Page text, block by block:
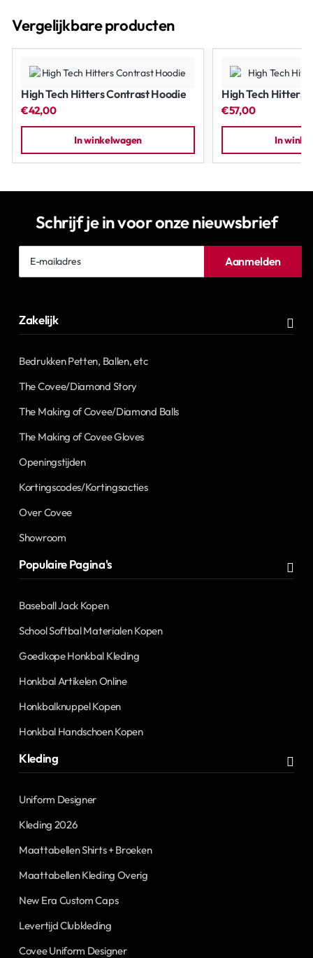
Vergelijkbare producten
High Tech Hitters Contrast Hoodie
€42,00
In winkelwagen
High Tech Hitters
€57,00
In
Schrijf je in voor onze nieuwsbrief
Aanmelden
Zakelijk
Bedrukken Petten, Ballen, etc
The Covee/Diamond Story
The Making of Covee/Diamond Balls
The Making of Covee Gloves
Openingstijden
Kortingscodes/Kortingsacties
Over Covee
Showroom
Populaire Pagina's
Baseball Jack Kopen
School Softbal Materialen Kopen
Goedkope Honkbal Kleding
Honkbal Artikelen Online
Honkbalknuppel Kopen
Honkbal Handschoen Kopen
Kleding
Uniform Designer
Kleding 2026
Maattabellen Shirts + Broeken
Maattabellen Kleding Overig
New Era Custom Caps
Levertijd Clubkleding
Covee Uniform Designer